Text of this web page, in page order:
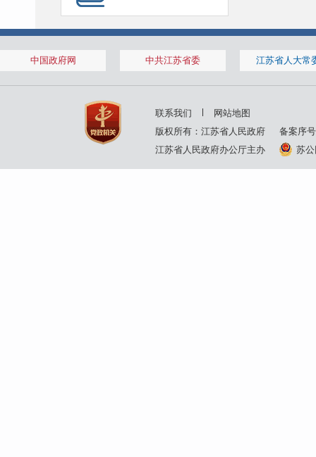
中国政府网 中共江苏省委 江苏省人大常
联系我们
网站地图
版权所有：江苏省人民政府
备案序
江苏省人民政府办公厅主办
苏